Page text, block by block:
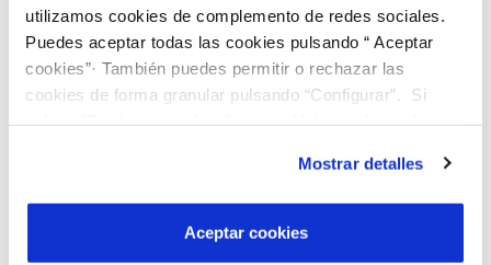
utilizamos cookies de complemento de redes sociales.
Puedes aceptar todas las cookies pulsando “ Aceptar
cookies”· También puedes permitir o rechazar las
cookies de forma granular pulsando “Configurar”. Si
son indispensables para que el sitio web funcione y que
por tanto no se pueden desactivar. Puedes consultar
más información en nuestraPolítica de Cookies
Mostrar detalles
Aceptar cookies
EMPRESA Y ORGANIZACIÓN